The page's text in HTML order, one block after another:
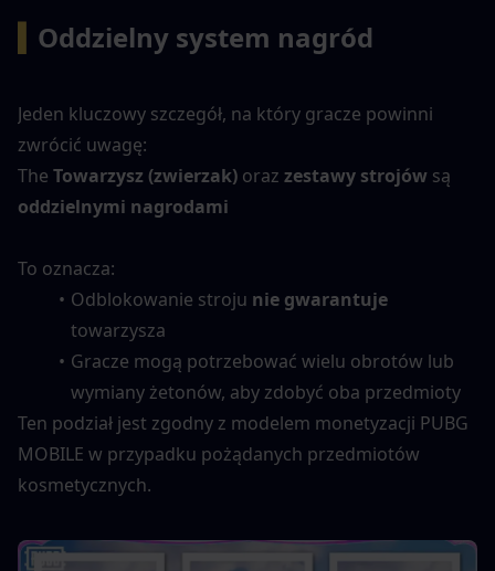
Oddzielny system nagród
Jeden kluczowy szczegół, na który gracze powinni
zwrócić uwagę:
The Towarzysz (zwierzak) oraz zestawy strojów
oddzielnymi nagrodami
To oznacza:
Odblokowanie stroju nie gwarantuje
towarzysza
Gracze mogą potrzebować wielu obrotów lub
wymiany żetonów, aby zdobyć oba przedmioty
Ten podział jest zgodny z modelem monetyzacji PUBG
MOBILE w przypadku pożądanych przedmiotów
kosmetycznych.